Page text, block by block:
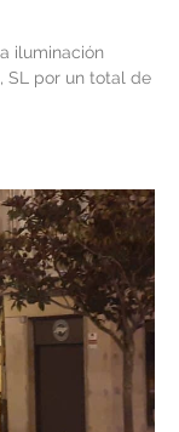
iluminación
SL por un total de